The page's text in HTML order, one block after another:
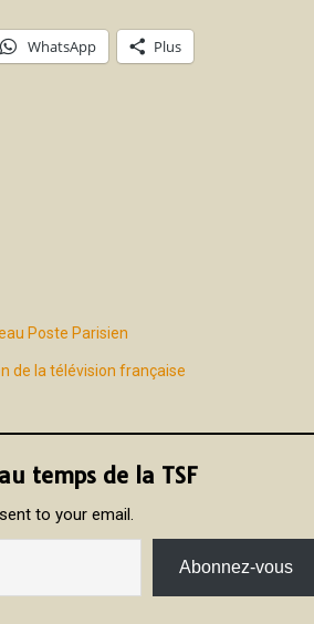
WhatsApp Plus
Poste Parisien
de la télévision française
temps de la TSF
to your email.
Abonnez-vous